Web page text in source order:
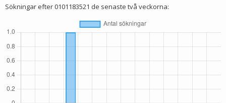
Sökningar efter 0101183521 de senaste två veckorna: